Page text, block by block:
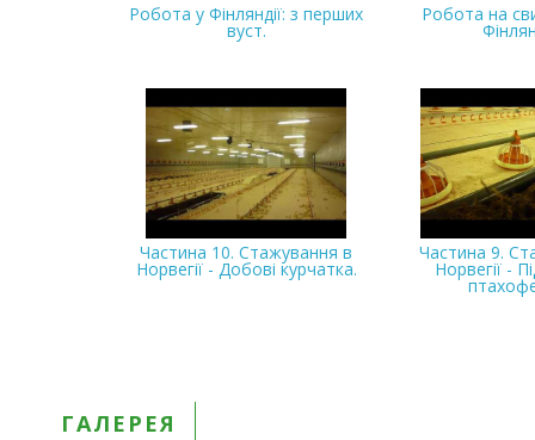
Робота у Фінляндії: з перших
вуст.
Робота на
Частина 10. Стажування в
Норвегії - Добові курчатка.
Частина 9.
Норвегії -
ГАЛЕРЕЯ